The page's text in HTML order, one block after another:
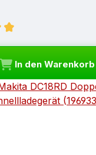
In den Warenkorb